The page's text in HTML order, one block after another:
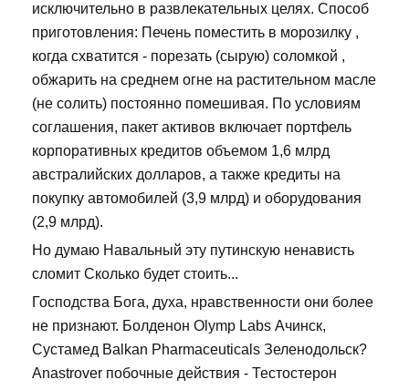
исключительно в развлекательных целях. Способ
приготовления: Печень поместить в морозилку ,
когда схватится - порезать (сырую) соломкой ,
обжарить на среднем огне на растительном масле
(не солить) постоянно помешивая. По условиям
соглашения, пакет активов включает портфель
корпоративных кредитов объемом 1,6 млрд
австралийских долларов, а также кредиты на
покупку автомобилей (3,9 млрд) и оборудования
(2,9 млрд).
Но думаю Навальный эту путинскую ненависть
сломит Сколько будет стоить...
Господства Бога, духа, нравственности они более
не признают. Болденон Olymp Labs Ачинск,
Сустамед Balkan Pharmaceuticals Зеленодольск?
Anastrover побочные действия - Тестостерон